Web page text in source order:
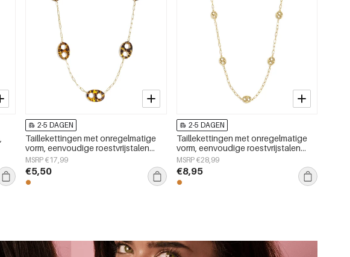
2-5 DAGEN
Taillekettingen met onregelmatige
vorm, eenvoudige roestvrijstalen
accessoires voor dagelijks gebruik.
MSRP €17,99
€5,50
2-5 DAGEN
Taillekettingen met onregelmatige
vorm, eenvoudige roestvrijstalen
accessoires voor dagelijks gebruik.
MSRP €28,99
€8,95